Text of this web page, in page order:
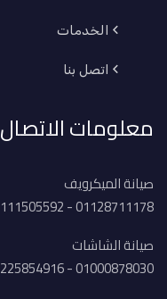
الخدمات
اتصل بنا
معلومات الاتصال
صيانة الميكرويف
01128711178 - 01111505592
صيانة الشاشات
01000878030 - 01225854916